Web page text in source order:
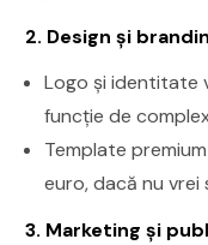
2. Design și
Logo și identitate
funcție de
Template
euro, dacă nu vrei
3. Marketing și